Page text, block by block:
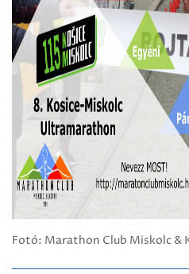
Fotó: Marathon Club Miskolc &